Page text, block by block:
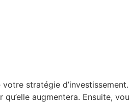
stratégie
augmentera. Ensuite,